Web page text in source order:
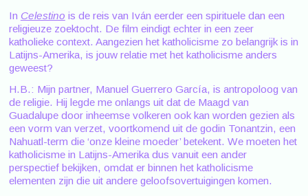
In Celestino is de reis van Iván eerder een spirituele dan een
religieuze zoektocht. De film eindigt echter in een zeer
katholieke context. Aangezien het katholicisme zo belangrijk is in
Latijns-Amerika, is jouw relatie met het katholicisme anders
geweest?
H.B.: Mijn partner, Manuel Guerrero García, is antropoloog van
de religie. Hij legde me onlangs uit dat de Maagd van
Guadalupe door inheemse volkeren ook kan worden gezien als
een vorm van verzet, voortkomend uit de godin Tonantzin, een
Nahuatl-term die ‘onze kleine moeder’ betekent. We moeten het
katholicisme in Latijns-Amerika dus vanuit een ander
perspectief bekijken, omdat er binnen het katholicisme
elementen zijn die uit andere geloofsovertuigingen komen.